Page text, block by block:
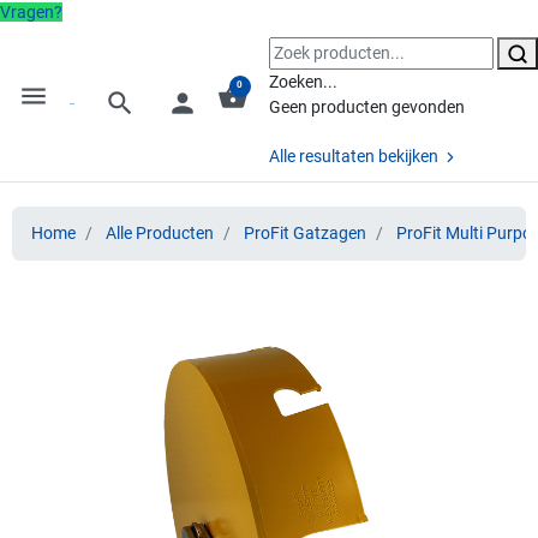
Vragen?
menu search person shopping_basket
0
Zoeken...
Geen producten gevonden
Alle resultaten bekijken
Home Alle Producten ProFit Gatzagen ProFit Multi